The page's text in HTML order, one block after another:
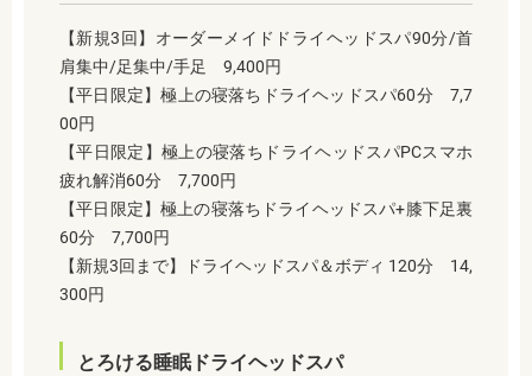
【新規3回】オーダーメイドドライヘッドスパ90分/首
肩集中/足集中/手足 9,400円
【平日限定】極上の寝落ちドライヘッドスパ60分 7,7
00円
【平日限定】極上の寝落ちドライヘッドスパPCスマホ
疲れ解消60分 7,700円
【平日限定】極上の寝落ちドライヘッドスパ+膝下足裏
60分 7,700円
【新規3回まで】ドライヘッドスパ＆ボディ 120分 14,
300円
とろける睡眠ドライヘッドスパ